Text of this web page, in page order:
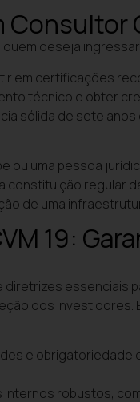
Consultor
deseja
em certificações
técnico e obter
sólida de sete
ou uma pessoa
constituição regular
de uma
19:
diretrizes essenciais
dos investidores.
e obrigatoriedade
robustos,